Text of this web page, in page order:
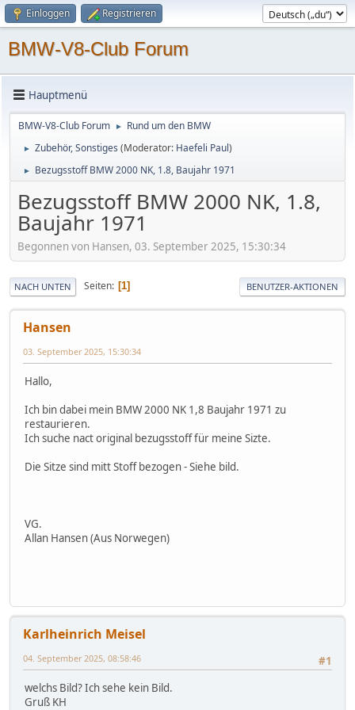
Einloggen Registrieren
BMW-V8-Club Forum
Hauptmenü
BMW-V8-Club Forum ► Rund um den BMW
► Zubehör, Sonstiges (Moderator: Haefeli Paul)
► Bezugsstoff BMW 2000 NK, 1.8, Baujahr 1971
Bezugsstoff BMW 2000 NK, 1.8,
Baujahr 1971
Begonnen von Hansen, 03. September 2025, 15:30:34
NACH UNTEN Seiten 1 BENUTZER-AKTIONEN
Hansen
03. September 2025, 15:30:34
Hallo,
Ich bin dabei mein BMW 2000 NK 1,8 Baujahr 1971 zu
restaurieren.
Ich suche nact original bezugsstoff für meine Sizte.
Die Sitze sind mitt Stoff bezogen - Siehe bild.
VG.
Allan Hansen (Aus Norwegen)
Karlheinrich Meisel
#1
04. September 2025, 08:58:46
welchs Bild? Ich sehe kein Bild.
Gruß KH